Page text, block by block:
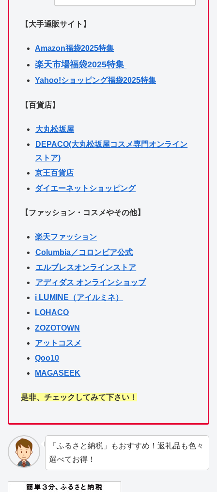
【大手通販サイト】
Amazon福袋2025特集
楽天市場福袋2025特集
Yahoo!ショッピング福袋2025特集
【百貨店】
大丸松坂屋
DEPACO(大丸松坂屋コスメ専門オンライン
ストア)
京王百貨店
ダイエーネットショッピング
【ファッション・コスメやその他】
楽天ファッション
Columbia／コロンビア公式
エルブレスオンラインストア
アディダス オンラインショップ
i LUMINE（アイルミネ）
LOHACO
ZOZOTOWN
アットコスメ
Qoo10
MAGASEEK
是非、チェックしてみて下さい！
「ふるさと納税」もおすすめ！返礼品も色々
選べてお得！